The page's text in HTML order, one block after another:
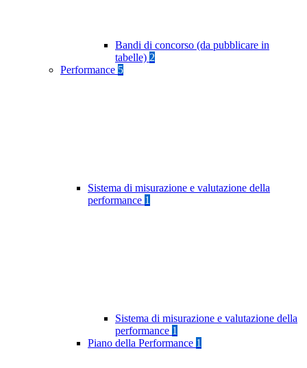
Bandi di concorso (da pubblicare in
tabelle) 2
Performance 5
Sistema di misurazione e valutazione della
performance 1
Sistema di misurazione e valutazione della
performance 1
Piano della Performance 1